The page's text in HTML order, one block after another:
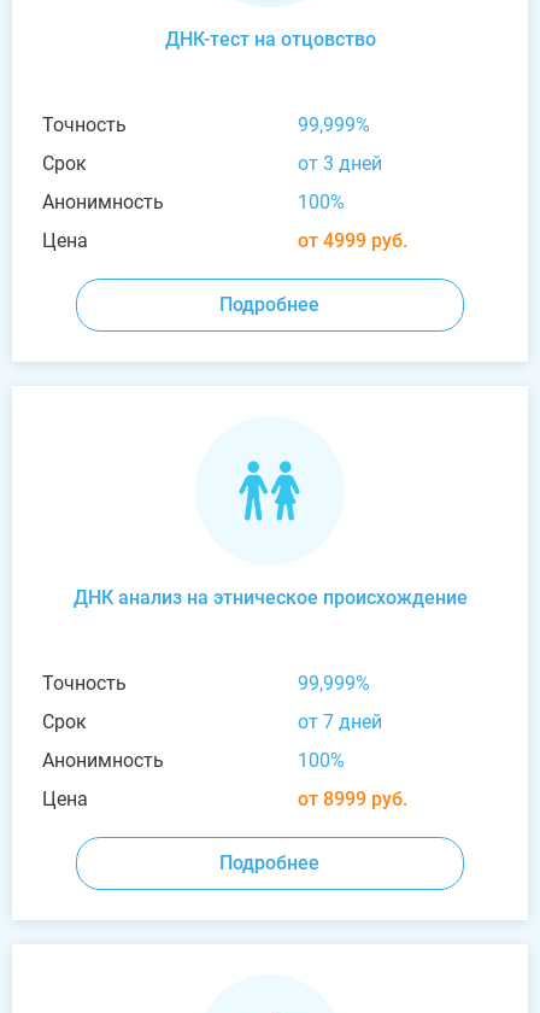
ДНК-тест на отцовство
Точность
99,999%
Срок
от 3 дней
Анонимность
100%
Цена
от 4999 руб.
Подробнее
ДНК анализ на этническое происхождение
Точность
99,999%
Срок
от 7 дней
Анонимность
100%
Цена
от 8999 руб.
Подробнее